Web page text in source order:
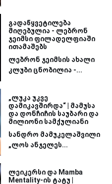
გადაწყვეტილება
მიღებულია - ლებრონ
ჯეიმსი ფილადელფიაში
ითამაშებს
ლებრონ ჯეიმსის ახალი
კლუბი ცნობილია -...
„ლუკა უკვე
დამიკავშირდა“ | მამუსა
და დონჩიჩის საუბარი და
მილიონი სამქულიანი
სანდრო მამუკელაშვილი
„ლოს ანჯელეს...
ლეიკერსი და Mamba
Mentality-ის ტატუ |